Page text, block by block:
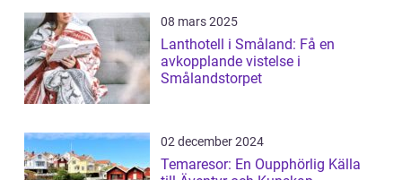
08 mars 2025
Lanthotell i Småland: Få en
avkopplande vistelse i
Smålandstorpet
02 december 2024
Temaresor: En Oupphörlig Källa